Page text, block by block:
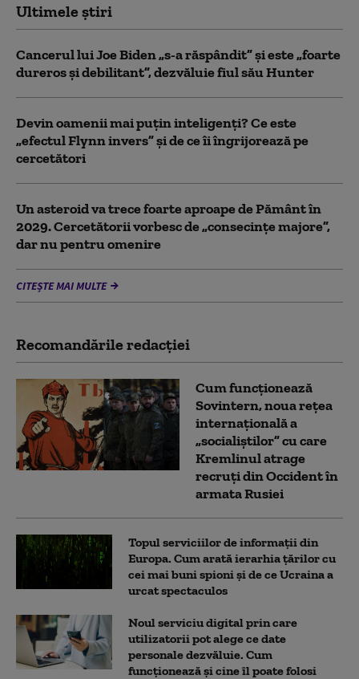
Ultimele știri
Cancerul lui Joe Biden „s-a răspândit” şi este „foarte
dureros și debilitant”, dezvăluie fiul său Hunter
Devin oamenii mai puțin inteligenți? Ce este
„efectul Flynn invers” și de ce îi îngrijorează pe
cercetători
Un asteroid va trece foarte aproape de Pământ în
2029. Cercetătorii vorbesc de „consecințe majore”,
dar nu pentru omenire
CITEȘTE MAI MULTE
Recomandările redacţiei
Cum funcționează
Sovintern, noua rețea
internațională a
„socialiștilor” cu care
Kremlinul atrage
recruți din Occident în
armata Rusiei
Topul serviciilor de informații din
Europa. Cum arată ierarhia țărilor cu
cei mai buni spioni și de ce Ucraina a
urcat spectaculos
Noul serviciu digital prin care
utilizatorii pot alege ce date
personale dezvăluie. Cum
funcționează și cine îl poate folosi